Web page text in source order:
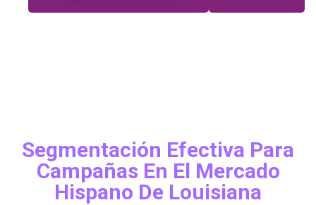
Segmentación Efectiva Para
Campañas En El Mercado
Hispano De Louisiana